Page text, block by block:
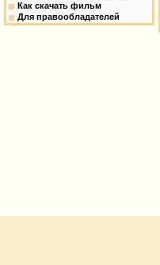
Как скачать фильм
Для правообладателей